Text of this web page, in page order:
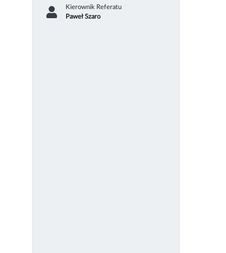
Kierownik Referatu
Paweł Szaro